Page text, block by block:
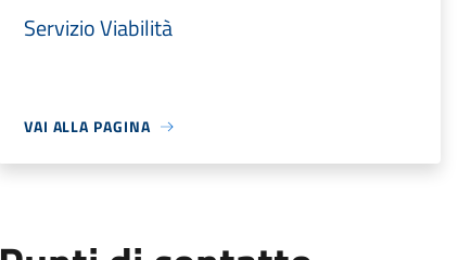
Servizio Viabilità
VAI ALLA PAGINA